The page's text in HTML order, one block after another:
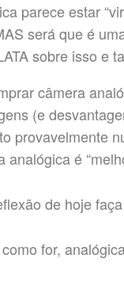
parece estar
será que é
sobre isso e
câmera
(e
provavelmente
analógica é
de hoje
for,